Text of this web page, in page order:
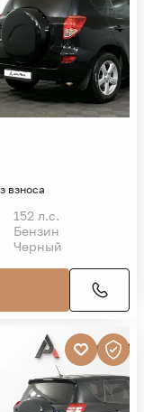
взноса
152 л.с.
Бензин
Черный